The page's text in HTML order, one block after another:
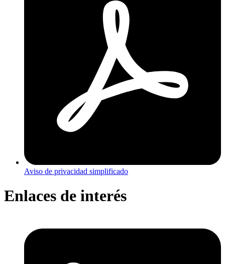
Aviso de privacidad simplificado
Enlaces de interés